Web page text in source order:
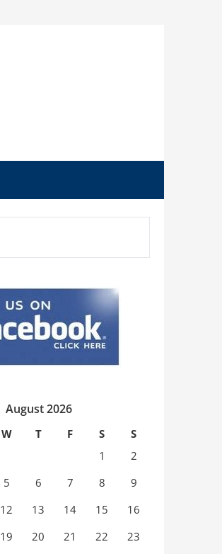
August 2026
W T F S
S
1
2
5 6 7 8
9
12 13 14 15
16
19 20 21 22
23